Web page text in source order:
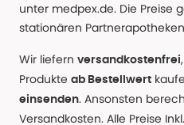
unter medpex.de. Die Preise
stationären
Wir liefern versandkostenfrei
Produkte ab Bestellwert
einsenden. Ansonsten
Versandkosten. Alle Preise